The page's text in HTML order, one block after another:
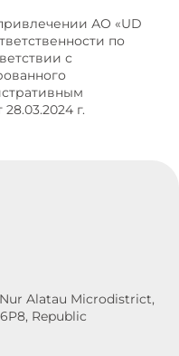
АО «UD
по
с
г.
Nur Alatau Microdistrict,
Republic